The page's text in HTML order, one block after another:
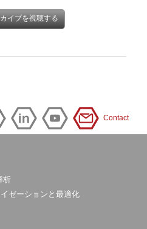
イブを視聴する
Contact
析
ゼーションと最適化